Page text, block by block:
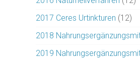
2017 Ceres Urtinkturen (12)
2018
2019